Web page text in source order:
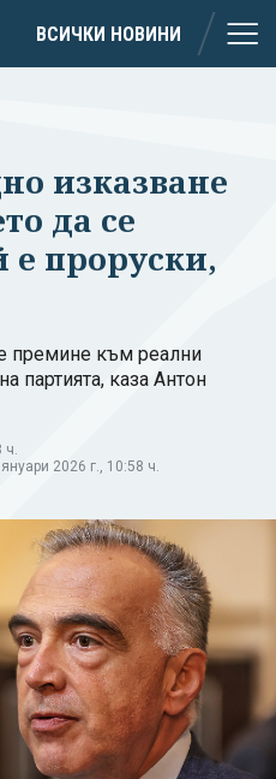
ВСИЧКИ НОВИНИ
изказване
да се
е проруски,
премине към реални
партията, каза Антон
ч.
2026 г., 10:58 ч.